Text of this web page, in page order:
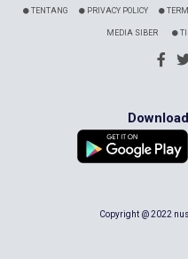
TENTANG PRIVACY POLICY
MEDIA SIBER
Copyright @ 2022